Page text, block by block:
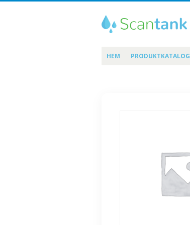
HEM PRODUKTKATALOG